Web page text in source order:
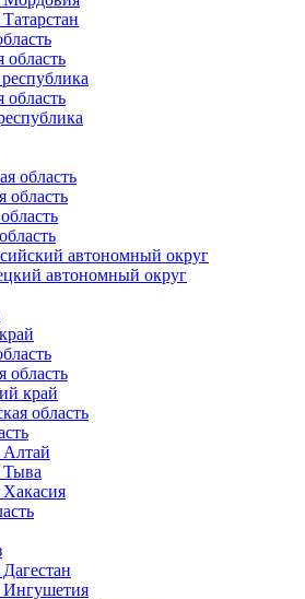
область
область
область
область
автономный округ
автономный округ
область
край
область
Алтай
Тыва
Ингушетия